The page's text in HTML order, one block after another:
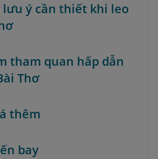
lưu ý cần thiết khi leo
tham quan hấp dẫn
Thơ
thêm
bay